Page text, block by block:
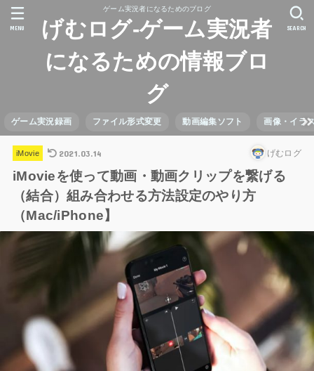
ゲーム実況者になるためのブログ
げむログ-ゲーム実況者
になるための情報ブロ
グ
ゲーム実況録画 ファイル形式変更 動画編集ソフト 画像・イラ
SEARCH
MENU
iMovie 2021.03.14 げむログ
iMovieを使って動画・動画クリップを繋げる
（結合）組み合わせる方法設定のやり方
（Mac/iPhone】